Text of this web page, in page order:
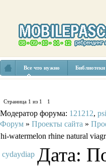
Все что нужно Библиотеки
Страница 1 из 1 1
Модератор форума: 121212,
Форум » Проекты сайта »
hi-watermelon rhine natural
cydaydiap Дата: